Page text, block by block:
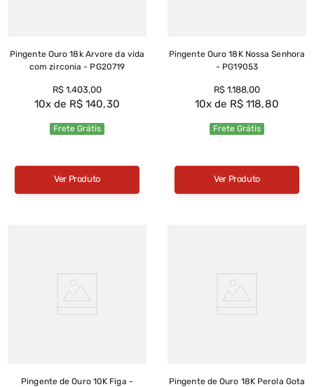
Pingente Ouro 18k Arvore da vida
com zirconia - PG20719
R$ 1.403,00
10 R$ 140,30
Frete Grátis
Ver Produto
Pingente Ouro 18K Nossa Senhora
- PG19053
R$ 1.188,00
10 R$ 118,80
Frete Grátis
Ver Produto
Pingente de Ouro 10K Figa -
Pingente de Ouro 18K Perola Gota